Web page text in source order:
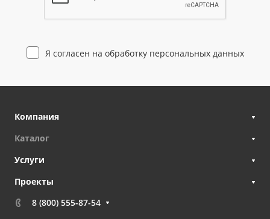
Я согласен на обработку персональных данных
Компания
Каталог
Услуги
Проекты
8 (800) 555-87-54